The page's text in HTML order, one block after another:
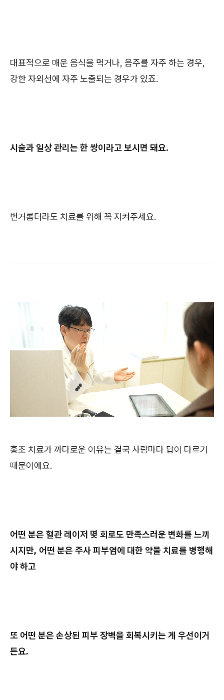
대표적으로 매운 음식을 먹거나, 음주를 자주 하는 경우,
강한 자외선에 자주 노출되는 경우가 있죠.
시술과 일상 관리는 한 쌍이라고 보시면 돼요.
번거롭더라도 치료를 위해 꼭 지켜주세요.
홍조 치료가 까다로운 이유는 결국 사람마다 답이 다르기
때문이에요.
어떤 분은 혈관 레이저 몇 회로도 만족스러운 변화를 느끼
시지만, 어떤 분은 주사 피부염에 대한 약물 치료를 병행해
야 하고
또 어떤 분은 손상된 피부 장벽을 회복시키는 게 우선이거
든요.